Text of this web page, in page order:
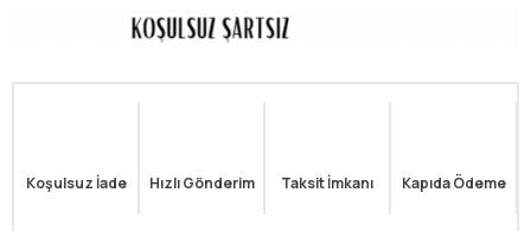
Koşulsuz İade Hızlı Gönderim Taksit İmkanı Kapıda Ödeme